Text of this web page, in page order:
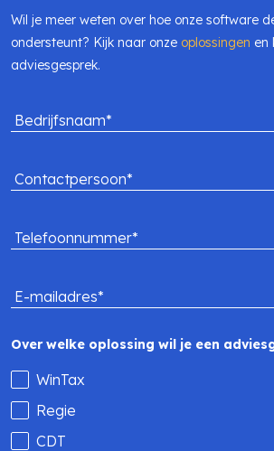
Wil je meer weten over hoe onze software
ondersteunt? Kijk naar onze oplossingen en
adviesgesprek.
Bedrijfsnaam*
Contactpersoon*
Telefoonnummer*
E-mailadres*
Over welke oplossing wil je een
WinTax
Regie
CDT